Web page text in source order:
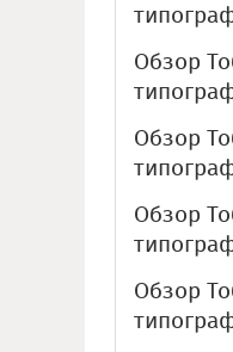
Обзор
Обзор
Обзор
Обзор